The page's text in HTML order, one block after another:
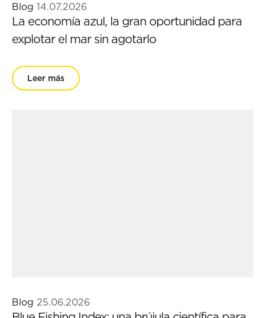
Blog 14.07.2026
La economía azul, la gran oportunidad para
explotar el mar sin agotarlo
Leer más
Blog 25.06.2026